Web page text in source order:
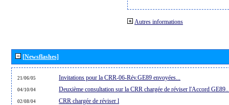
Autres informations
[Newsflashes]
21/06/05 Invitations pour la CRR-06-Rév.GE89 envoyées...
04/10/04 Deuxième consultation sur la CRR chargée de réviser l'Accord
02/08/04 CRR chargée de réviser l